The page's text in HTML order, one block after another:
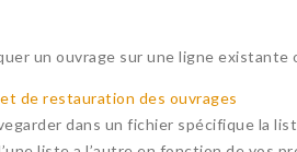
un ouvrage sur une ligne existante
de restauration des ouvrages
dans un fichier spécifique la